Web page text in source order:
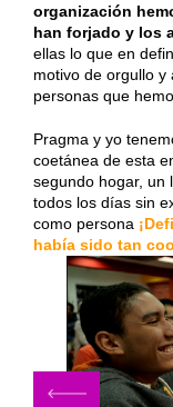
organización
han forjado y los
ellas lo que en
motivo de orgullo
personas que
Pragma y yo
coetánea de esta
segundo hogar, un
todos los días sin
como persona
había sido tan